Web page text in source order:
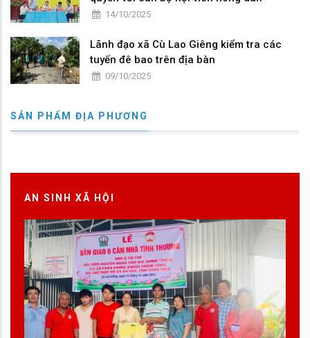
14/10/2025
Lãnh đạo xã Cù Lao Giêng kiểm tra các
tuyến đê bao trên địa bàn
09/10/2025
SẢN PHẨM ĐỊA PHƯƠNG
AN SINH XÃ HỘI